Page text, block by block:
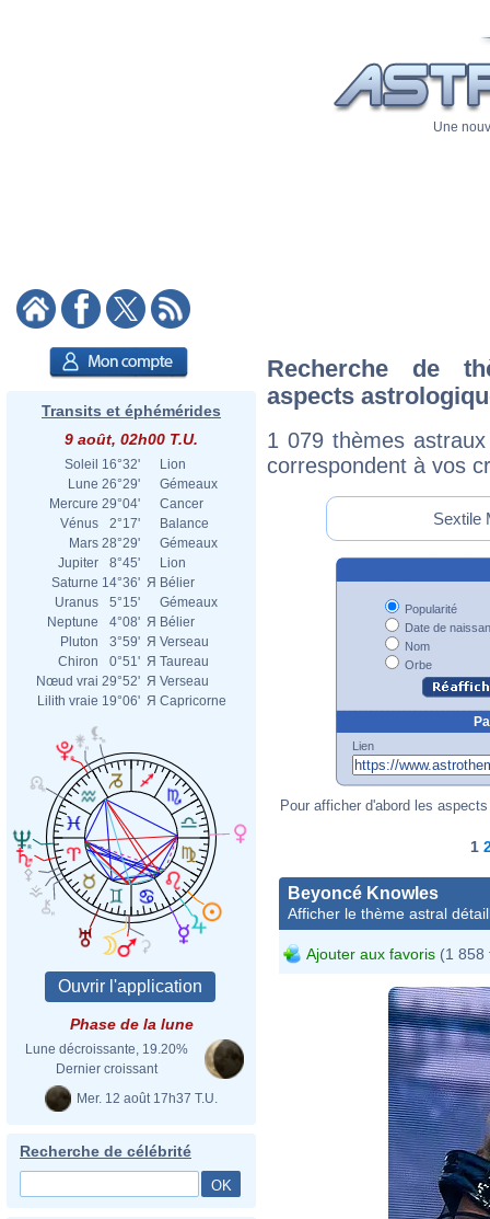
Une
Transits et éphémérides
9 août, 02h00 T.U.
Soleil 16°32'
Lion
Lune 26°29'
Gémeaux
Mercure 29°04'
Cancer
Vénus
2°17'
Balance
Mars 28°29'
Gémeaux
Jupiter
8°45'
Lion
Saturne 14°36' Я Bélier
Uranus
5°15'
Gémeaux
Neptune
4°08' Я Bélier
Pluton
3°59' Я Verseau
Chiron
0°51' Я Taureau
Nœud vrai 29°52' Я Verseau
Lilith vraie 19°06' Я Capricorne
Phase de la lune
Lune décroissante, 19.20%
Dernier croissant
Mer. 12 août 17h37 T.U.
Recherche de célébrité
Recherche de
aspects
1 079 thèmes
correspondent à vos
Sextile
Popularité
Date de
Nom
Orbe
Lien
Pour afficher d'abord les
1
Beyoncé Knowles
Afficher le thème astral
Ajouter aux favoris (1 858